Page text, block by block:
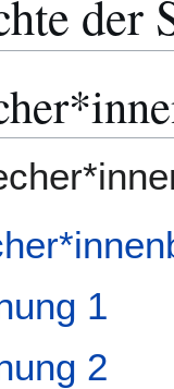
der
1
2